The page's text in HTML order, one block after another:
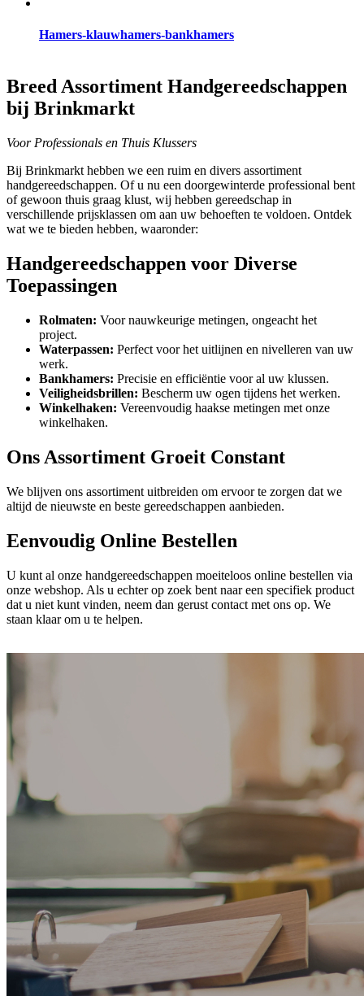
Hamers-klauwhamers-bankhamers
Breed Assortiment Handgereedschappen
bij Brinkmarkt
Voor Professionals en Thuis Klussers
Bij Brinkmarkt hebben we een ruim en divers assortiment
handgereedschappen. Of u nu een doorgewinterde professional bent
of gewoon thuis graag klust, wij hebben gereedschap in
verschillende prijsklassen om aan uw behoeften te voldoen. Ontdek
wat we te bieden hebben, waaronder:
Handgereedschappen voor Diverse
Toepassingen
Rolmaten: Voor nauwkeurige metingen, ongeacht het
project.
Waterpassen: Perfect voor het uitlijnen en nivelleren van uw
werk.
Bankhamers: Precisie en efficiëntie voor al uw klussen.
Veiligheidsbrillen: Bescherm uw ogen tijdens het werken.
Winkelhaken: Vereenvoudig haakse metingen met onze
winkelhaken.
Ons Assortiment Groeit Constant
We blijven ons assortiment uitbreiden om ervoor te zorgen dat we
altijd de nieuwste en beste gereedschappen aanbieden.
Eenvoudig Online Bestellen
U kunt al onze handgereedschappen moeiteloos online bestellen via
onze webshop. Als u echter op zoek bent naar een specifiek product
dat u niet kunt vinden, neem dan gerust contact met ons op. We
staan klaar om u te helpen.